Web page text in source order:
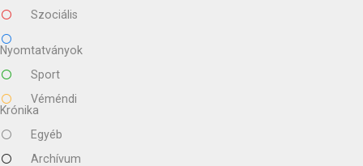
Szociális
Nyomtatványok
Sport
Véméndi
Krónika
Egyéb
Archívum